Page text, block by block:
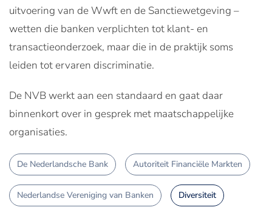
uitvoering van de Wwft en de Sanctiewetgeving –
wetten die banken verplichten tot klant- en
transactieonderzoek, maar die in de praktijk soms
leiden tot ervaren discriminatie.
De NVB werkt aan een standaard en gaat daar
binnenkort over in gesprek met maatschappelijke
organisaties.
De Nederlandsche Bank Autoriteit Financiële Markten
Nederlandse Vereniging van Banken Diversiteit